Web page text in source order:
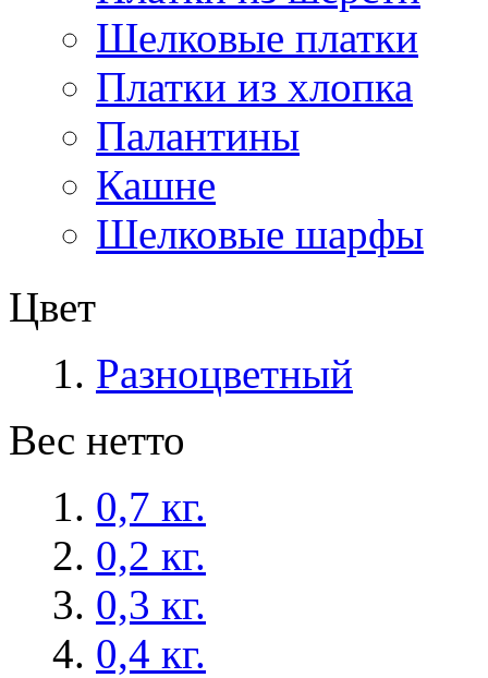
Шелковые платки
Платки из хлопка
Палантины
Кашне
Шелковые шарфы
Цвет
Разноцветный
Вес нетто
0,7 кг.
0,2 кг.
0,3 кг.
0,4 кг.